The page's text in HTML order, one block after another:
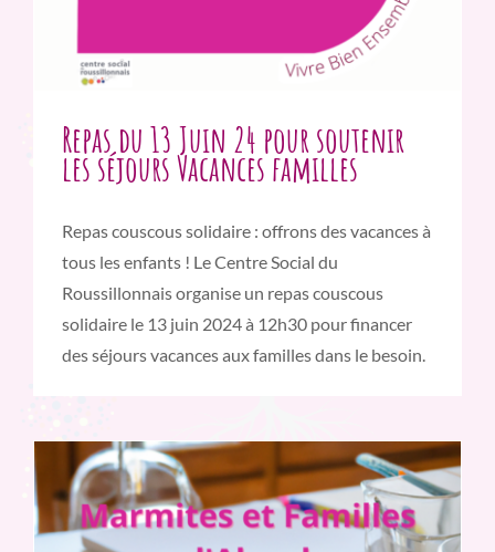
Repas du 13 Juin 24 pour soutenir
les séjours Vacances familles
Repas couscous solidaire : offrons des vacances à
tous les enfants ! Le Centre Social du
Roussillonnais organise un repas couscous
solidaire le 13 juin 2024 à 12h30 pour financer
des séjours vacances aux familles dans le besoin.